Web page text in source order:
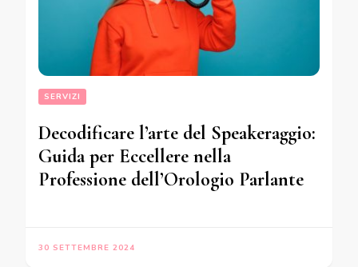
SERVIZI
Decodificare l’arte del Speakeraggio:
Guida per Eccellere nella
Professione dell’Orologio Parlante
30 SETTEMBRE 2024